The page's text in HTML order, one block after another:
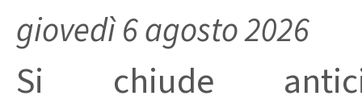
giovedì 6 agosto 2026
Si chiude